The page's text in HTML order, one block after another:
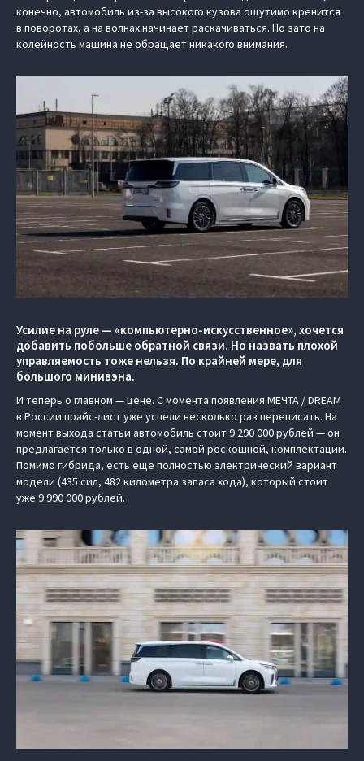
конечно, автомобиль из-за высокого кузова ощутимо кренится
в поворотах, а на волнах начинает раскачиваться. Но зато на
колейность машина не обращает никакого внимания.
Усилие на руле — «компьютерно-искусственное», хочется
добавить побольше обратной связи. Но назвать плохой
управляемость тоже нельзя. По крайней мере, для
большого минивэна.
И теперь о главном — цене. С момента появления МЕЧТА / DREAM
в России прайс-лист уже успели несколько раз переписать. На
момент выхода статьи автомобиль стоит 9 290 000 рублей — он
предлагается только в одной, самой роскошной, комплектации.
Помимо гибрида, есть еще полностью электрический вариант
модели (435 сил, 482 километра запаса хода), который стоит
уже 9 990 000 рублей.